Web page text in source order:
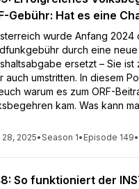
Gebühr: Hat es eine
wurde Anfang 2024
durch eine neue
ersetzt – Sie ist
auch umstritten. In diesem
warum es zum ORF-
kam. Was kann
28, 2025•Season 1• Episode 149•
So funktioniert der